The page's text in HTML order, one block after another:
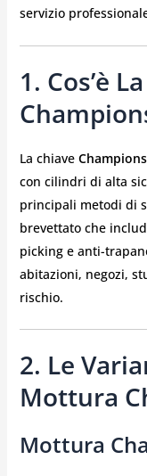
servizio
1. Cos’è
La chiave Champions
con cilindri di alta
principali metodi di
brevettato che
picking e anti-
abitazioni, negozi,
rischio.
2. Le
Mottura
Mottura